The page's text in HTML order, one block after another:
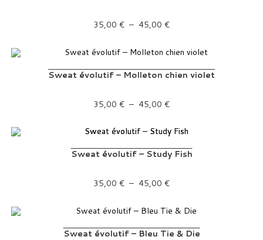
35,00 € – 45,00 €Plage de prix : 35,00 € à 45,00 €
Sweat évolutif – Molleton chien violet
35,00 € – 45,00 €Plage de prix : 35,00 € à 45,00 €
Sweat évolutif – Study Fish
35,00 € – 45,00 €Plage de prix : 35,00 € à 45,00 €
Sweat évolutif – Bleu Tie & Die